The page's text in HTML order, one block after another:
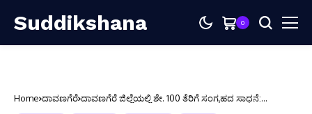
Suddikshana 0
Home ದಾವಣಗೆರೆ ದಾವಣಗೆರೆ ಜಿಲ್ಲೆಯಲ್ಲಿ ಶೇ. 100 ತೆರಿಗೆ ಸಂಗ್ರಹದ ಸಾಧನೆ: